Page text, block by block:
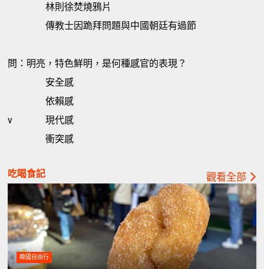
林則徐焚燒鴉片
傳教士因跪拜問題與中國朝廷有過節
問：明亮，特色鮮明，是何種感官的表現？
安全感
依賴感
v
現代感
衝突感
吃喝食記 觀看全部
韓國自由行